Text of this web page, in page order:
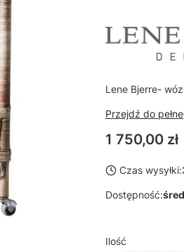
Lene Bjerre-
Przejdź do
Cena
1 750,00 zł
Czas wysyłki:
Dostępność:
Ilość